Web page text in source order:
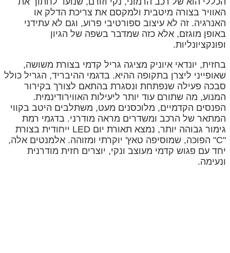
האוויר בצורה מיטבית ולמקסם את צריכת הדלק או
האנרגיה. זה לא עיצוב ספורטיבי פרוע, וגם לא עתידני
באופן מוגזם, אלא כזה שמדבר בשפה של הגיון
ופונקציונליות.
בחזית, יונדאי איוניק מציגה גריל קדמי בצורת משושה,
שאופייני ליצרן בתקופה ההיא. בדגמי ההיבריד, הגריל כולל
סבכה פעילה שנפתחת ונסגרת בהתאם לצורך בקירור
המנוע, מה שתורם עוד יותר ליעילות האווירודינמית.
הפנסים הקדמיים, מלוכסנים מעט, משתלבים היטב בקווי
המתאר של הרכב ומשדרים מראה מודרני. בדגמי רמת
גימור גבוהה יותר, נמצא תאורת יום LED ייחודית בצורת
"C" הפוכה, שמוסיפה טאץ' יוקרתי ומזוהה. אלמנטים אלה,
יחד עם פגוש קדמי מעוצב ונקי, יוצרים חזית מודרנית
ונעימה.